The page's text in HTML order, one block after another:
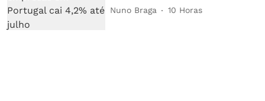
Nuno Braga 10 Horas